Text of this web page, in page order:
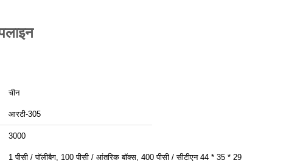
चीन
आरटी-305
3000
1 पीसी / पॉलीबैग, 100 पीसी / आंतरिक बॉक्स, 400 पीसी / सीटीएन 44 * 35 * 29